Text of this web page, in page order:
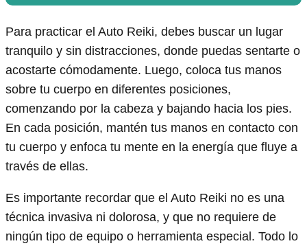
Para practicar el Auto Reiki, debes buscar un lugar
tranquilo y sin distracciones, donde puedas sentarte o
acostarte cómodamente. Luego, coloca tus manos
sobre tu cuerpo en diferentes posiciones,
comenzando por la cabeza y bajando hacia los pies.
En cada posición, mantén tus manos en contacto con
tu cuerpo y enfoca tu mente en la energía que fluye a
través de ellas.
Es importante recordar que el Auto Reiki no es una
técnica invasiva ni dolorosa, y que no requiere de
ningún tipo de equipo o herramienta especial. Todo lo